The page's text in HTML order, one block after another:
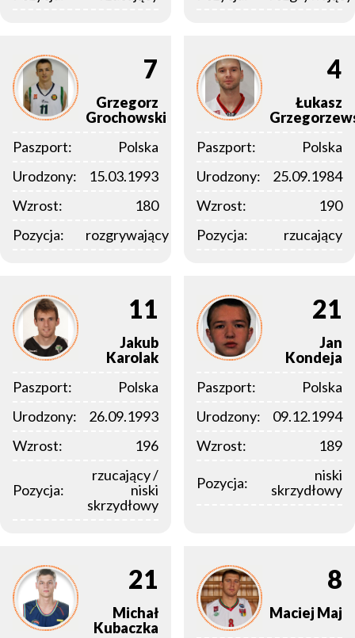
7
Grzegorz
Grochowski
Paszport:
Polska
Urodzony:
15.03.1993
Wzrost:
180
Pozycja:
rozgrywający
4
Łukasz
Paszport:
Polska
Urodzony:
25.09.1984
Wzrost:
190
Pozycja:
rzucający
11
Jakub
Karolak
Paszport:
Polska
Urodzony:
26.09.1993
Wzrost:
196
Pozycja:
rzucający /
niski
skrzydłowy
21
Jan
Kondeja
Paszport:
Polska
Urodzony:
09.12.1994
Wzrost:
189
Pozycja:
niski
skrzydłowy
21
Michał
Kubaczka
8
Maciej Maj